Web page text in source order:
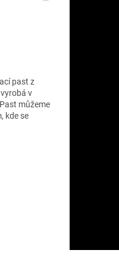
past z
v
můžeme
kde se